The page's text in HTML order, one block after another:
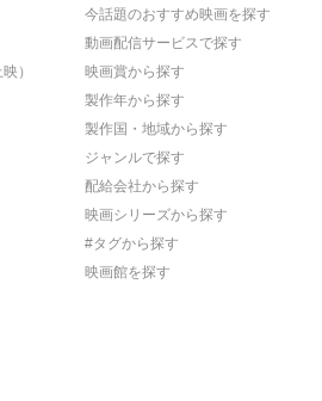
）
今話題のおすすめ映画を探す
動画配信サービスで探す
映画賞から探す
製作年から探す
製作国・地域から探す
ジャンルで探す
配給会社から探す
映画シリーズから探す
#タグから探す
映画館を探す